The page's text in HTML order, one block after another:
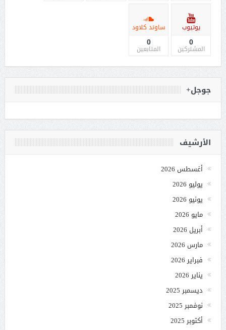
يوتيوب
0
المشتركين
ساوند كلاود
0
المتابعين
جوجل+
الأرشيف
أغسطس 2026
يوليو 2026
يونيو 2026
مايو 2026
أبريل 2026
مارس 2026
فبراير 2026
يناير 2026
ديسمبر 2025
نوفمبر 2025
أكتوبر 2025